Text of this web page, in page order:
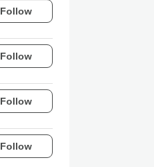
Follow
Follow
Follow
Follow